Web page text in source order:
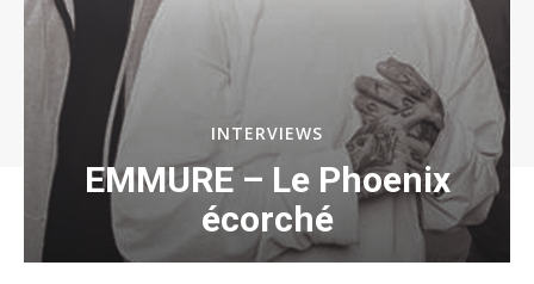
INTERVIEWS
EMMURE – Le Phoenix
écorché